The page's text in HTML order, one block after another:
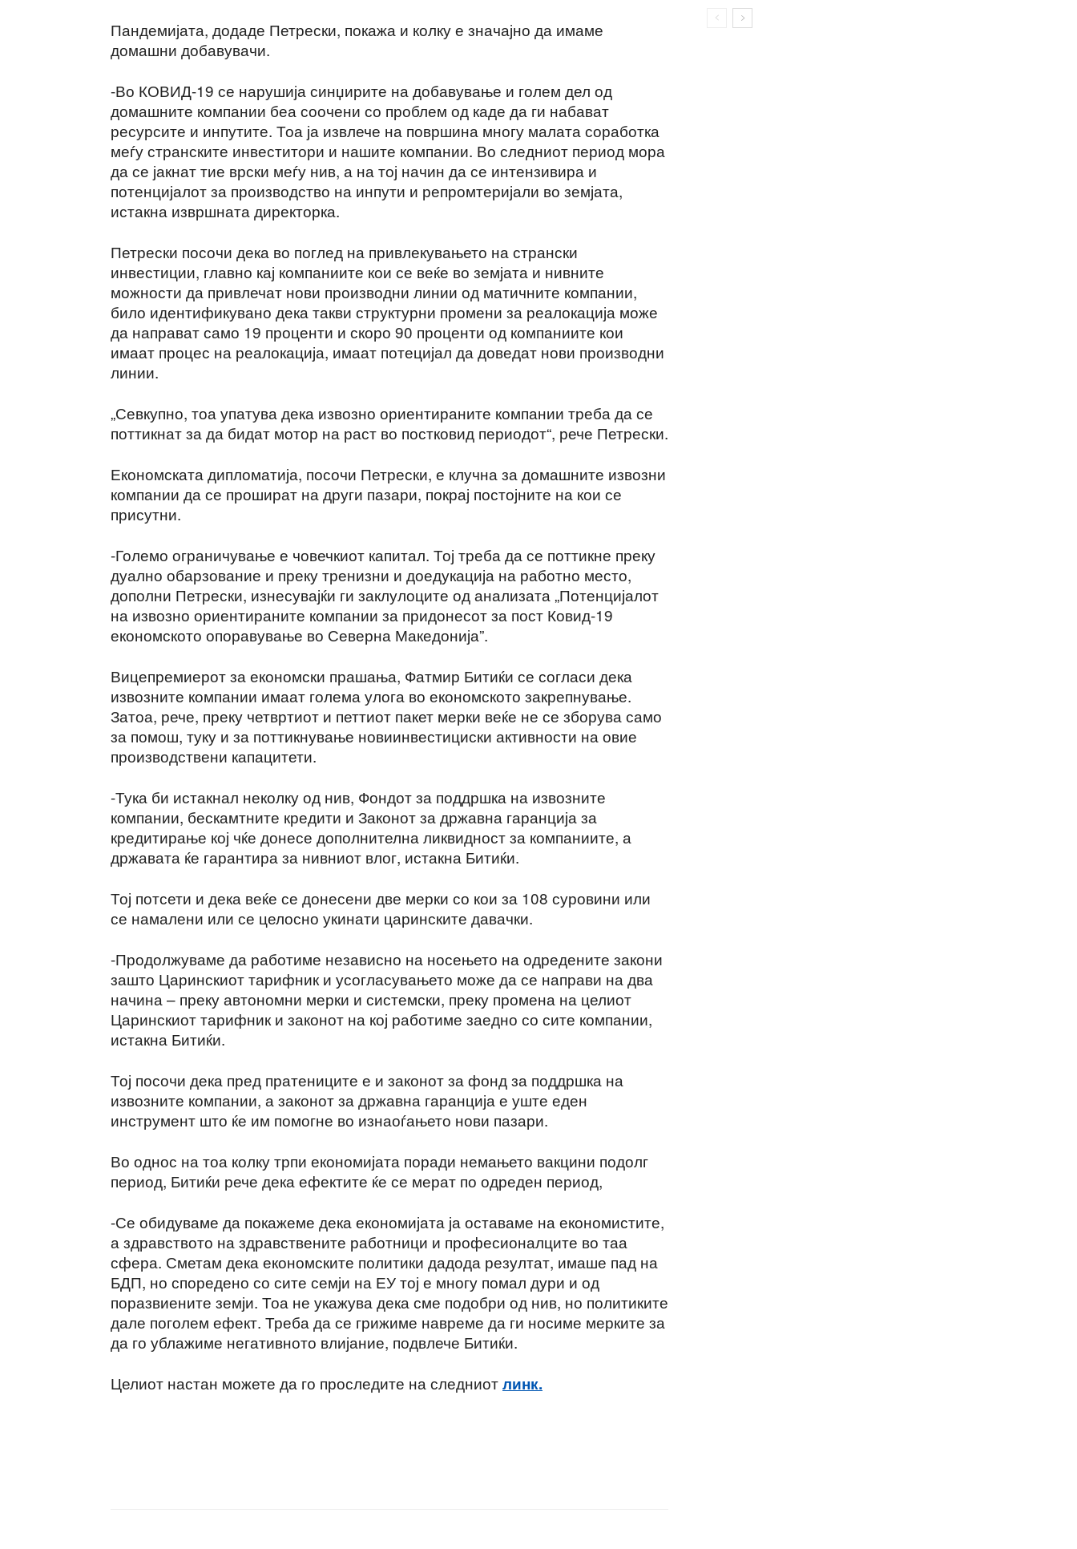
Пандемијата, додаде Петрески, покажа и колку е значајно да имаме
домашни добавувачи.
-Во КОВИД-19 се нарушија синџирите на добавување и голем дел од
домашните компании беа соочени со проблем од каде да ги набават
ресурсите и инпутите. Тоа ја извлече на површина многу малата соработка
меѓу странските инвеститори и нашите компании. Во следниот период мора
да се јакнат тие врски меѓу нив, а на тој начин да се интензивира и
потенцијалот за производство на инпути и репромтеријали во земјата,
истакна извршната директорка.
Петрески посочи дека во поглед на привлекувањето на странски
инвестиции, главно кај компаниите кои се веќе во земјата и нивните
можности да привлечат нови производни линии од матичните компании,
било идентификувано дека такви структурни промени за реалокација може
да направат само 19 проценти и скоро 90 проценти од компаниите кои
имаат процес на реалокација, имаат потецијал да доведат нови производни
линии.
„Севкупно, тоа упатува дека извозно ориентираните компании треба да се
поттикнат за да бидат мотор на раст во постковид периодот“, рече Петрески.
Економската дипломатија, посочи Петрески, е клучна за домашните извозни
компании да се прошират на други пазари, покрај постојните на кои се
присутни.
-Големо ограничување е човечкиот капитал. Тој треба да се поттикне преку
дуално обарзование и преку тренизни и доедукација на работно место,
дополни Петрески, изнесувајќи ги заклулоците од анализата „Потенцијалот
на извозно ориентираните компании за придонесот за пост Ковид-19
економското опоравување во Северна Македонија”.
Вицепремиерот за економски прашања, Фатмир Битиќи се согласи дека
извозните компании имаат голема улога во економското закрепнување.
Затоа, рече, преку четвртиот и петтиот пакет мерки веќе не се зборува само
за помош, туку и за поттикнување новиинвестициски активности на овие
производствени капацитети.
-Тука би истакнал неколку од нив, Фондот за поддршка на извозните
компании, бескамтните кредити и Законот за државна гаранција за
кредитирање кој чќе донесе дополнителна ликвидност за компаниите, а
државата ќе гарантира за нивниот влог, истакна Битиќи.
Тој потсети и дека веќе се донесени две мерки со кои за 108 суровини или
се намалени или се целосно укинати царинските давачки.
-Продолжуваме да работиме независно на носењето на одредените закони
зашто Царинскиот тарифник и усогласувањето може да се направи на два
начина – преку автономни мерки и системски, преку промена на целиот
Царинскиот тарифник и законот на кој работиме заедно со сите компании,
истакна Битиќи.
Тој посочи дека пред пратениците е и законот за фонд за поддршка на
извозните компании, а законот за државна гаранција е уште еден
инструмент што ќе им помогне во изнаоѓањето нови пазари.
Во однос на тоа колку трпи економијата поради немањето вакцини подолг
период, Битиќи рече дека ефектите ќе се мерат по одреден период,
-Се обидуваме да покажеме дека економијата ја оставаме на економистите,
а здравството на здравствените работници и професионалците во таа
сфера. Сметам дека економските политики дадода резултат, имаше пад на
БДП, но споредено со сите семји на ЕУ тој е многу помал дури и од
поразвиените земји. Тоа не укажува дека сме подобри од нив, но политиките
дале поголем ефект. Треба да се грижиме навреме да ги носиме мерките за
да го ублажиме негативното влијание, подвлече Битиќи.
Целиот настан можете да го проследите на следниотлинк.